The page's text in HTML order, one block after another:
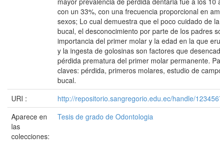
con un 33%, con una frecuencia proporcional en
sexos; Lo cual demuestra que el poco cuidado de
bucal, el desconocimiento por parte de los padres
importancia del primer molar y la edad en la que
y la ingesta de golosinas son factores que
pérdida prematura del primer molar permanente.
claves: pérdida, primeros molares, estudio de
bucal.
URI :
http://repositorio.sangregorio.edu.ec/handle/
Aparece en
las
colecciones:
Tesis de grado de Odontologia